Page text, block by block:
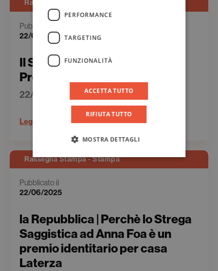
Rassegna Stampa - Stampa
Pubblicato il
22/06/2025
Il Sole 24 Ore – Domenica |
Premio Strega Saggistica
22/06/2025
Leggi
Rassegna Stampa - Stampa
Pubblicato il
22/06/2025
la Repubblica | Perchè lo Strega
Saggistica ad Anna Foa è un
premio identitario per casa
Laterza
PERFORMANCE
TARGETING
FUNZIONALITÀ
ACCETTA TUTTO
RIFIUTA TUTTO
MOSTRA DETTAGLI